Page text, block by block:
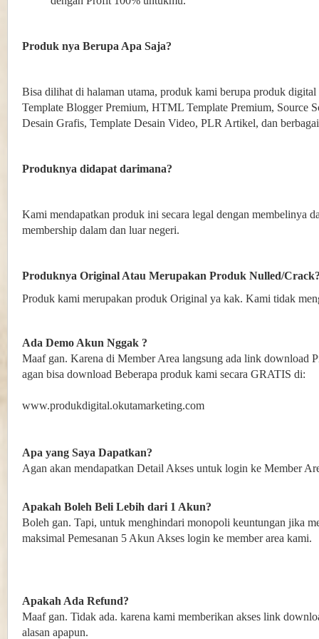
Produk nya Berupa Apa Saja?
Bisa dilihat di halaman utama, produk kami berupa produk
Template Blogger Premium, HTML Template Premium, Source
Desain Grafis, Template Desain Video, PLR Artikel, dan
Produknya didapat darimana?
Kami mendapatkan produk ini secara legal dengan membelinya
membership dalam dan luar negeri.
Produknya Original Atau Merupakan Produk Nulled/
Produk kami merupakan produk Original ya kak. Kami tidak
Ada Demo Akun Nggak ?
Maaf gan. Karena di Member Area langsung ada link download
agan bisa download Beberapa produk kami secara GRATIS di:
www.produkdigital.okutamarketing.com
Apa yang Saya Dapatkan?
Agan akan mendapatkan Detail Akses untuk login ke Member
Apakah Boleh Beli Lebih dari 1 Akun?
Boleh gan. Tapi, untuk menghindari monopoli keuntungan jika
maksimal Pemesanan 5 Akun Akses login ke member area kami.
Apakah Ada Refund?
Maaf gan. Tidak ada. karena kami memberikan akses link
alasan apapun.